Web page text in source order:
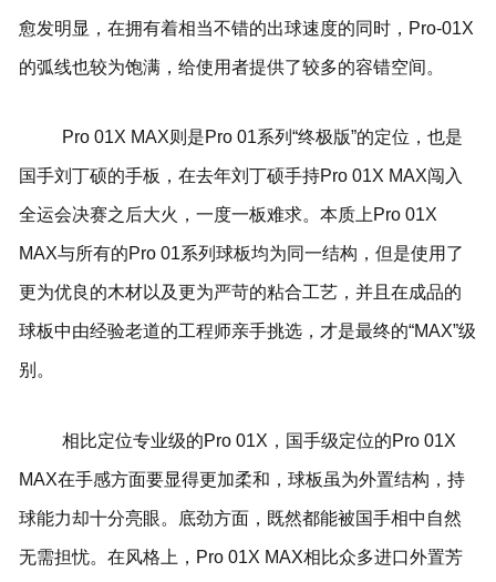
愈发明显，在拥有着相当不错的出球速度的同时，Pro-01X
的弧线也较为饱满，给使用者提供了较多的容错空间。
Pro 01X MAX则是Pro 01系列“终极版”的定位，也是
国手刘丁硕的手板，在去年刘丁硕手持Pro 01X MAX闯入
全运会决赛之后大火，一度一板难求。本质上Pro 01X
MAX与所有的Pro 01系列球板均为同一结构，但是使用了
更为优良的木材以及更为严苛的粘合工艺，并且在成品的
球板中由经验老道的工程师亲手挑选，才是最终的“MAX”级
别。
相比定位专业级的Pro 01X，国手级定位的Pro 01X
MAX在手感方面要显得更加柔和，球板虽为外置结构，持
球能力却十分亮眼。底劲方面，既然都能被国手相中自然
无需担忧。在风格上，Pro 01X MAX相比众多进口外置芳